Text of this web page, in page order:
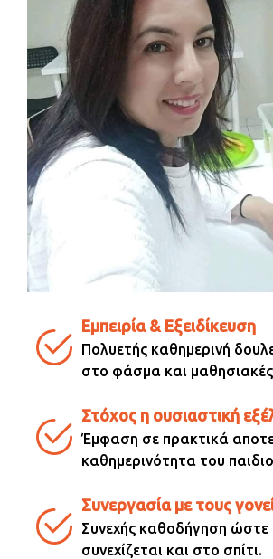
Εμπειρία & Εξειδίκευση
Πολυετής καθημερινή
στο φάσμα και μαθησιακές
Στόχος η ουσιαστική
Έμφαση σε πρακτικά
καθημερινότητα του
Συνεργασία με τους
Συνεχής καθοδήγηση ώστε
συνεχίζεται και στο σπίτι.